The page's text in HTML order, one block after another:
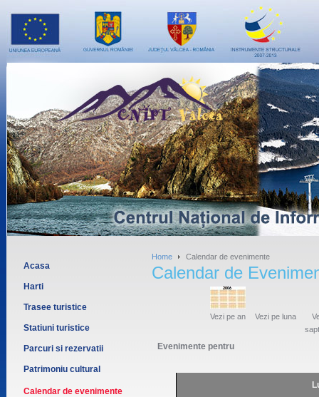
Home Calendar de evenimente
Calendar de
Vezi pe an Vezi pe luna
Evenimente pentru
Acasa
Harti
Trasee turistice
Statiuni turistice
Parcuri si rezervatii
Patrimoniu cultural
Calendar de evenimente